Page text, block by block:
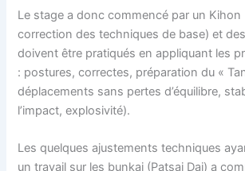
Le stage a donc commencé par un Kihon
correction des techniques de base) et
doivent être pratiqués en appliquant les
: postures, correctes, préparation du «
déplacements sans pertes d’équilibre,
l’impact, explosivité).
Les quelques ajustements techniques
un travail sur les bunkai (Patsai Dai) a